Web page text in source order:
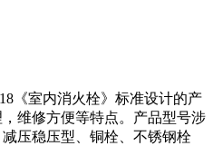
《室内消火栓》标准设计的产
维修方便等特点。产品型号涉
压稳压型、铜栓、不锈钢栓